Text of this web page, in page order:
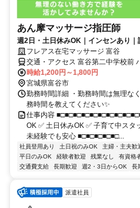
あん摩マッサージ指圧師
週2日・土日休みOK｜インセンあり
フレアス在宅マッサージ 富谷
交通・アクセス 富谷第二中学校前
時給1,200円～1,800円
宮城県富谷市
勤務時間詳細 ・勤務時間は無理な
務時間を教えてください✨
仕事内容
OK ✅ 土日休みOK ✅ 子育て中ス
未経験でも安心 ■□■□■□■□■□...
社員登用あり 土日祝のみOK 主婦・主夫歓
平日のみOK
経験者歓迎 残業なし 有資格
交通費支給
長期歓迎 週2・3日からOK 長
派遣社員